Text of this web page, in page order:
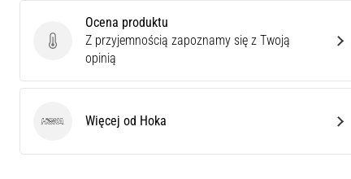
Ocena produktu
Ocena produktu
Z przyjemnością zapoznamy się z Twoją
opinią
Hoka Więcej od Hoka